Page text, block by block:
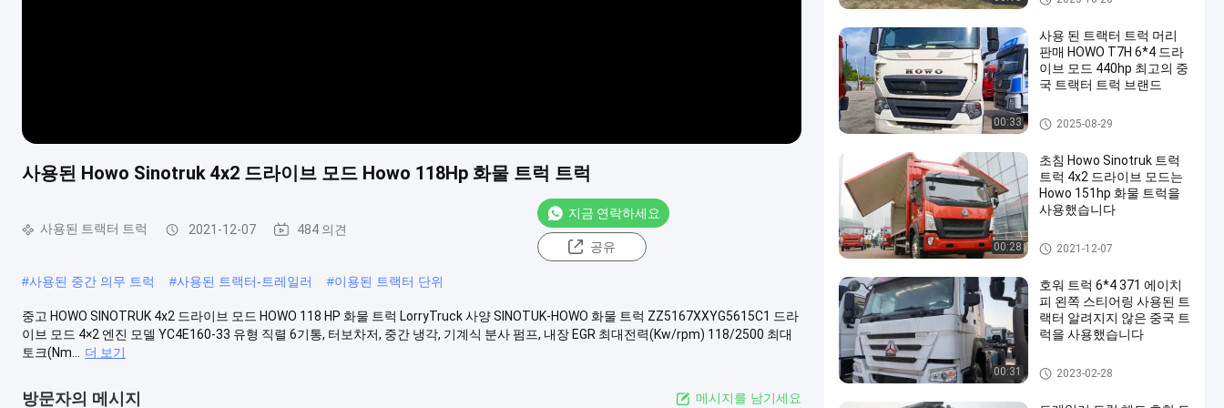
사용된 Howo Sinotruk 4x2 드라이브 모드 Howo 118Hp 화물 트럭 트럭
사용된 트랙터 트럭 2021-12-07 484 의견
지금 연락하세요
공유
#사용된 중간 의무 트럭 #사용된 트랙터-트레일러 #이용된 트랙터 단위
중고 HOWO SINOTRUK 4x2 드라이브 모드 HOWO 118 HP 화물 트럭 LorryTruck 사양 SINOTUK-HOWO 화물 트럭 ZZ5167XXYG5615C1 드라
이브 모드 4×2 엔진 모델 YC4E160-33 유형 직렬 6기통, 터보차저, 중간 냉각, 기계식 분사 펌프, 내장 EGR 최대전력(Kw/rpm) 118/2500 최대
토크(Nm...
더 보기
방문자의 메시지 메시지를 남기세요
00:33
사용 된 트랙터 트럭 머리
판매 HOWO T7H 6*4 드라
이브 모드 440hp 최고의 중
국 트랙터 트럭 브랜드
사용된 트랙터 트럭
2025-08-29
00:28
초침 Howo Sinotruk 트럭
트럭 4x2 드라이브 모드는
Howo 151hp 화물 트럭을
사용했습니다
사용된 트랙터 트럭
2021-12-07
00:31
호워 트럭 6*4 371 에이치
피 왼쪽 스티어링 사용된 트
랙터 알려지지 않은 중국 트
럭을 사용했습니다
사용된 트랙터 트럭
2023-02-28